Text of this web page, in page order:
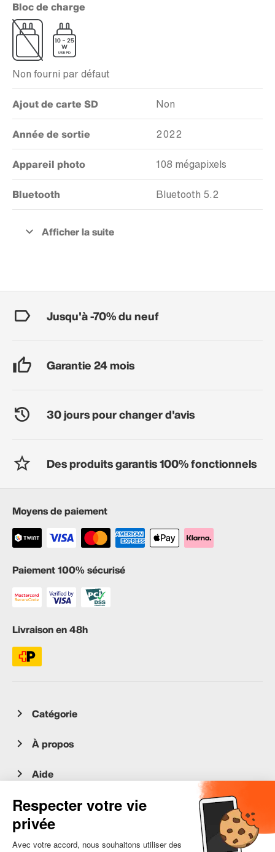
Bloc de charge
Non fourni par défaut
Ajout de carte SD Non
Année de sortie 2022
Appareil photo 108 mégapixels
Bluetooth Bluetooth 5.2
Jusqu'à -70% du neuf
Garantie 24 mois
30 jours pour changer d'avis
Des produits garantis 100% fonctionnels
Moyens de paiement
Paiement 100% sécurisé
Livraison en 48h
Catégorie
À propos
Aide
Service client
occasion.migros.mobile@recommerce.com